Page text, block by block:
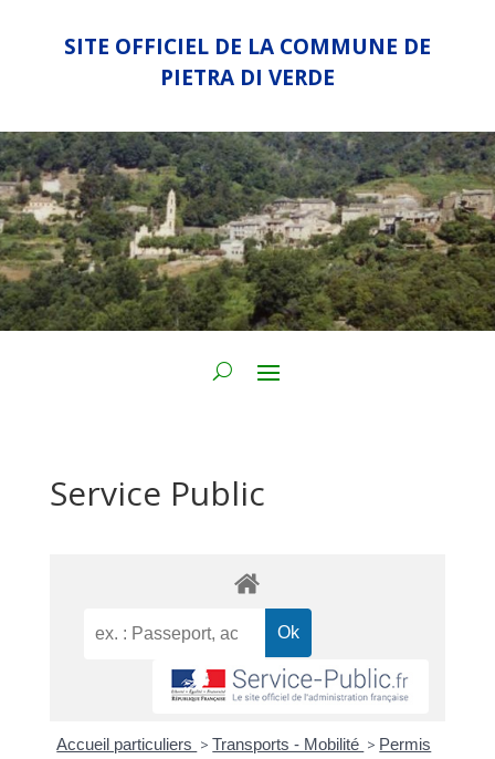
SITE OFFICIEL DE LA COMMUNE DE
PIETRA DI VERDE
Service Public
Accueil particuliers > Transports - Mobilité > Permis